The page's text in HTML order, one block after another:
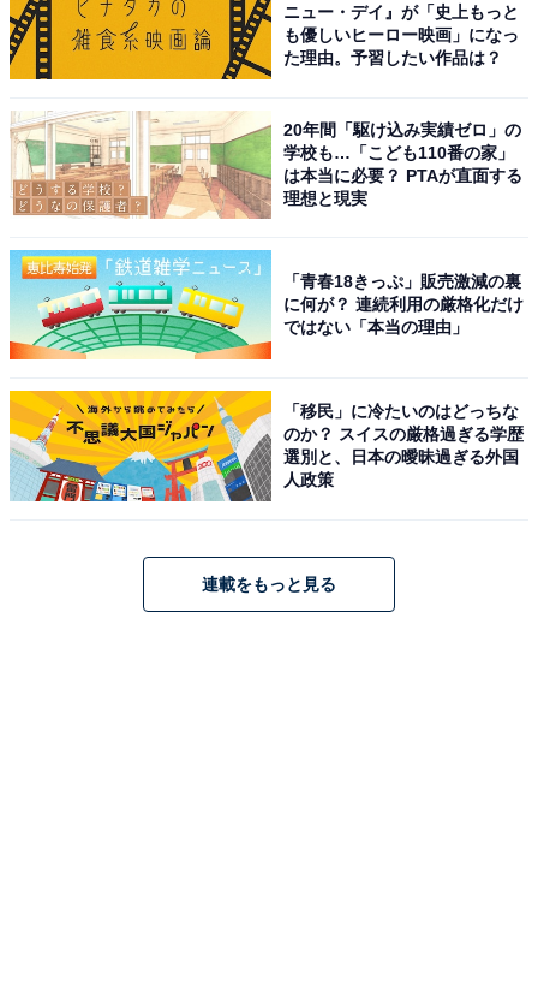
1位：「つきのわ駅」
「つきのわ駅」周辺には、住宅地や街路樹のある道路、
公園が広がっています。また、大型スーパーやホームセ
ンター、商業施設などの買い物施設も充実。利便性の良
「静かで住みやすい」、「生活するには、便利」などの
居住者コメントがありました。
＞5位までの全ランキング結果を見る
ニュー・デイ』が「史上もっと
も優しいヒーロー映画」になっ
た理由。予習したい作品は？
20年間「駆け込み実績ゼロ」の
学校も…「こども110番の家」
は本当に必要？ PTAが直面する
理想と現実
「青春18きっぷ」販売激減の裏
に何が？ 連続利用の厳格化だけ
ではない「本当の理由」
「移民」に冷たいのはどっちな
のか？ スイスの厳格過ぎる学歴
選別と、日本の曖昧過ぎる外国
人政策
連載をもっと見る